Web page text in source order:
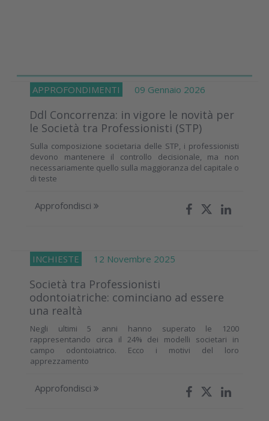
APPROFONDIMENTI 09 Gennaio 2026
Ddl Concorrenza: in vigore le novità per
le Società tra Professionisti (STP)
Sulla composizione societaria delle STP, i professionisti
devono mantenere il controllo decisionale, ma non
necessariamente quello sulla maggioranza del capitale o
di teste
Approfondisci
INCHIESTE 12 Novembre 2025
Società tra Professionisti
odontoiatriche: cominciano ad essere
una realtà
Negli ultimi 5 anni hanno superato le 1200
rappresentando circa il 24% dei modelli societari in
campo odontoiatrico. Ecco i motivi del loro
apprezzamento
Approfondisci